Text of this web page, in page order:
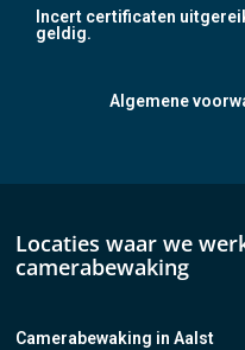
Incert certificaten
geldig.
Algemene
Locaties waar we
camerabewaking
Camerabewaking in Aalst